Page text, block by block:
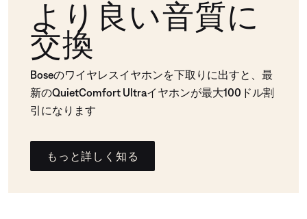
より良い音質に
交換
Boseのワイヤレスイヤホンを下取りに出すと、最
新のQuietComfort Ultraイヤホンが最大100ドル割
引になります
もっと詳しく知る